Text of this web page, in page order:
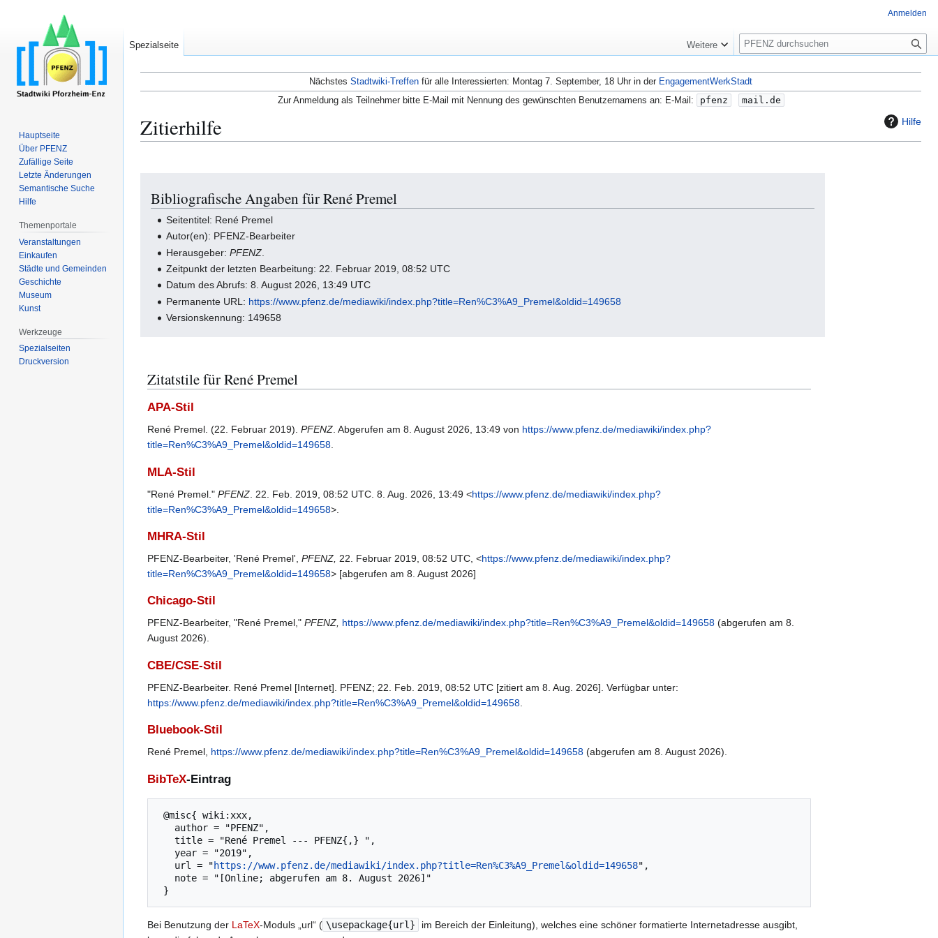
Nächstes Stadtwiki-Treffen für alle Interessierten: Montag 7. September, 18 Uhr in der EngagementWerkStadt
Zur Anmeldung als Teilnehmer bitte E-Mail mit Nennung des gewünschten Benutzernamens an: E-Mail:
pfenz mail.de
Hilfe
Zitierhilfe
Navigation
springen
Suche
springen
Bibliografische Angaben für René Premel
Seitentitel: René Premel
Autor(en): PFENZ-Bearbeiter
Herausgeber:PFENZ
Zeitpunkt der letzten Bearbeitung: 22. Februar 2019, 08:52 UTC
Datum des Abrufs: 8. August 2026, 13:49 UTC
Permanente URL: https://www.pfenz.de/mediawiki/index.php?title=Ren%C3%A9_Premel&oldid=149658
Versionskennung: 149658
Zitatstile für René Premel
APA-Stil
René Premel. (22. Februar 2019). PFENZ. Abgerufen am 8. August 2026, 13:49 von https://www.pfenz.de/mediawiki/index.php?
title=Ren%C3%A9_Premel&oldid=149658.
MLA-Stil
"René Premel." PFENZ . 22. Feb. 2019, 08:52 UTC. 8. Aug. 2026, 13:49 <https://www.pfenz.de/mediawiki/index.php?
title=Ren%C3%A9_Premel&oldid=149658>.
MHRA-Stil
PFENZ-Bearbeiter, 'René Premel', PFENZ, 22. Februar 2019, 08:52 UTC, <https://www.pfenz.de/mediawiki/index.php?
title=Ren%C3%A9_Premel&oldid=149658> [abgerufen am 8. August 2026]
Chicago-Stil
PFENZ-Bearbeiter, "René Premel," PFENZ, https://www.pfenz.de/mediawiki/index.php?title=Ren%C3%A9_Premel&oldid=149658 (abgerufen am 8.
August 2026).
CBE/CSE-Stil
PFENZ-Bearbeiter. René Premel [Internet]. PFENZ; 22. Feb. 2019, 08:52 UTC [zitiert am 8. Aug. 2026]. Verfügbar unter:
https://www.pfenz.de/mediawiki/index.php?title=Ren%C3%A9_Premel&oldid=149658
Bluebook-Stil
René Premel, https://www.pfenz.de/mediawiki/index.php?title=Ren%C3%A9_Premel&oldid=149658 (abgerufen am 8. August 2026).
BibTeX-Eintrag
   url = "
https://www.pfenz.de/mediawiki/index.php?title=Ren%C3%A9_Premel&oldid=149658",
Bei Benutzung der LaTeX-Moduls „url“ ( \usepackage{url}
im Bereich der Einleitung), welches eine schöner formatierte Internetadresse ausgibt,
Anmelden
Spezialseite Weitere
S
u
c
h
e
Hauptseite
Über PFENZ
Zufällige Seite
Letzte Änderungen
Semantische Suche
Hilfe
Themenportale
Veranstaltungen
Einkaufen
Städte und Gemeinden
Geschichte
Museum
Kunst
Werkzeuge
Spezialseiten
Druckversion